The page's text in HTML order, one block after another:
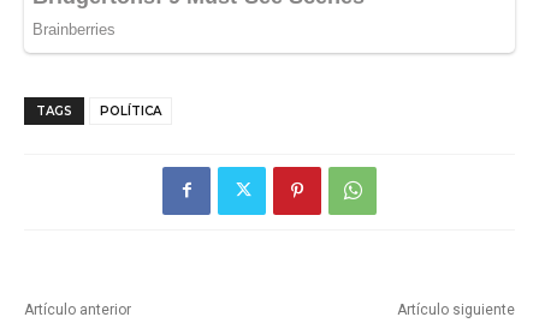
TAGS POLÍTICA
Artículo anterior Artículo siguiente